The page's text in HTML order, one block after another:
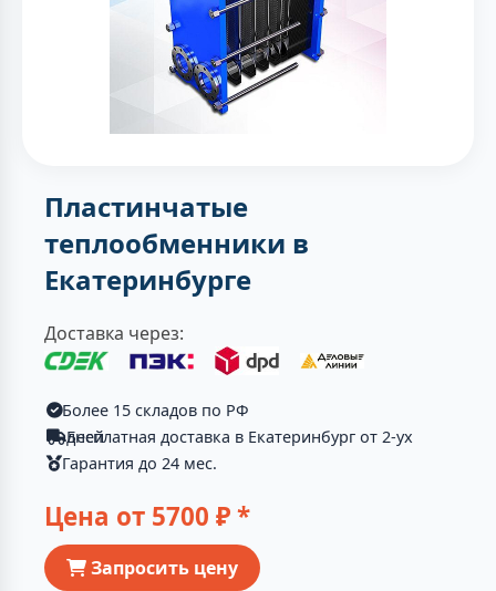
Пластинчатые
теплообменники в
Екатеринбурге
Доставка через:
Более 15 складов по РФ
Бесплатная доставка в Екатеринбург от 2-ух дней
Гарантия до 24 мес.
Цена от 5700 ₽ *
Запросить цену